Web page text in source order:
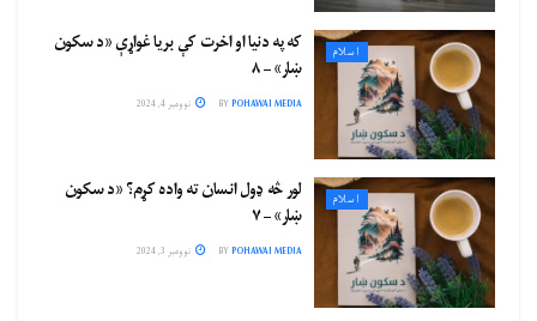
اسلام
که په دنیا او اخرت کې بریا غواړې «د سکون
ښار» – ۸
BYPOHAWAI MEDIA نوومبر 4, 2024
اسلام
لور څه ډول انسان ته واده کړم؟ «د سکون
ښار» – ۷
BYPOHAWAI MEDIA نوومبر 3, 2024